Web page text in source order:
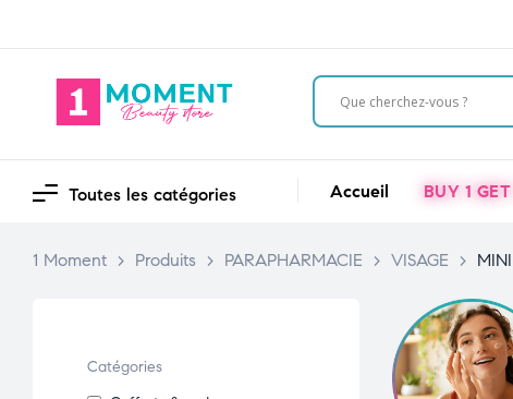
Toutes les catégories Accueil BUY 1 GET
1 Moment > Produits > PARAPHARMACIE > VISAGE >
Catégories